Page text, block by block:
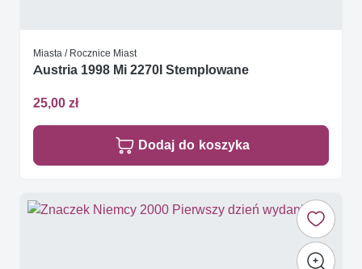
Miasta / Rocznice Miast
Austria 1998 Mi 2270I Stemplowane
25,00 zł
Dodaj do koszyka